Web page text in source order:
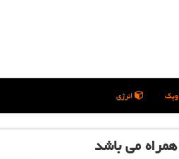
انرژی